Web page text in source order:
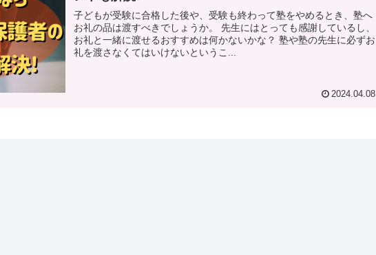
子どもが受験に合格した後や、受験も終わって塾をやめるとき、塾へ
お礼の品は渡すべきでしょうか。 先生にはとっても感謝しているし、
お礼と一緒に渡せるおすすめは何かないかな？ 塾や塾の先生に必ずお
礼を渡さなくてはいけないというこ...
2024.04.08